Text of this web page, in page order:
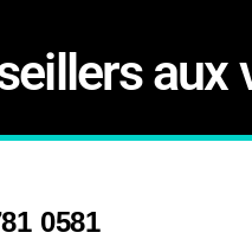
aux
0581